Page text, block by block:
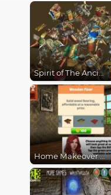
Spirit of The Ancient Forest
Home Makeover Hidden Object